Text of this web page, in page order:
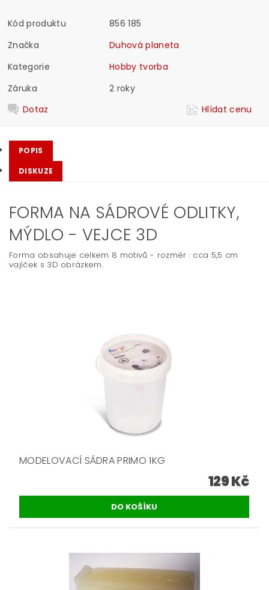
Kód produktu
856 185
Značka
Duhová planeta
Kategorie
Hobby tvorba
Záruka
2 roky
Dotaz
Hlídat cenu
POPIS
DISKUZE
FORMA NA SÁDROVÉ ODLITKY,
MÝDLO - VEJCE 3D
Forma obsahuje celkem 8 motivů - rozměr : cca 5,5 cm
vajíček s 3D obrázkem.
MODELOVACÍ SÁDRA PRIMO 1KG
129 Kč